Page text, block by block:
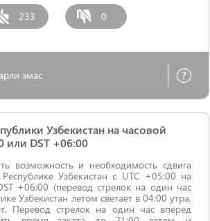
233 0
эмас
Узбекистан на часовой
или DST +06:00
возможность и необходимость сдвига
Узбекистан с UTC +05:00 на
+06:00 (перевод стрелок на один час
Узбекистан летом светает в 04:00 утра,
Перевод стрелок на один час вперед